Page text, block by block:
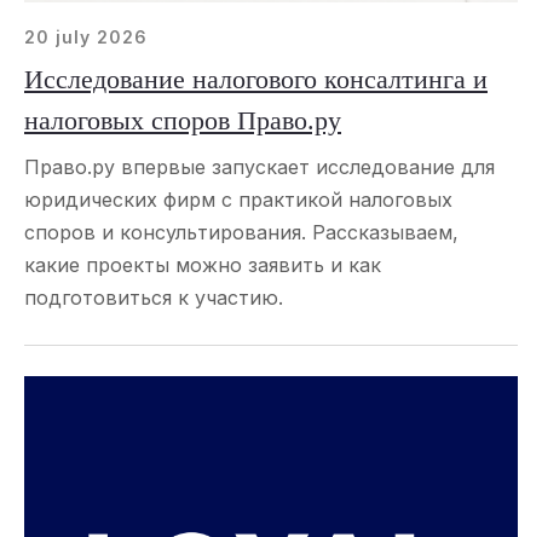
20 july 2026
Исследование налогового консалтинга и
налоговых споров Право.ру
Право.ру впервые запускает исследование для
юридических фирм с практикой налоговых
споров и консультирования. Рассказываем,
какие проекты можно заявить и как
подготовиться к участию.